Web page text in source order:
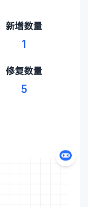
新增数量
1
修复数量
5